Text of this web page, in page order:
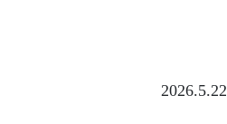
2026.5.22